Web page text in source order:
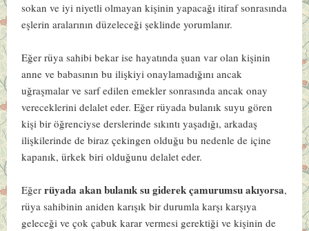
sokan ve iyi niyetli olmayan kişinin yapacağı itiraf sonrasında
eşlerin aralarının düzeleceği şeklinde yorumlanır.
Eğer rüya sahibi bekar ise hayatında şuan var olan kişinin
anne ve babasının bu ilişkiyi onaylamadığını ancak
uğraşmalar ve sarf edilen emekler sonrasında ancak onay
vereceklerini delalet eder. Eğer rüyada bulanık suyu gören
kişi bir öğrenciyse derslerinde sıkıntı yaşadığı, arkadaş
ilişkilerinde de biraz çekingen olduğu bu nedenle de içine
kapanık, ürkek biri olduğunu delalet eder.
Eğerrüyada akan bulanık su giderek çamurumsu akıyorsa,
rüya sahibinin aniden karışık bir durumla karşı karşıya
geleceği ve çok çabuk karar vermesi gerektiği ve kişinin de